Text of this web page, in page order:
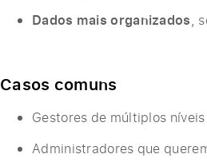
Dados mais organizados,
Casos comuns
Gestores de múltiplos
Administradores que